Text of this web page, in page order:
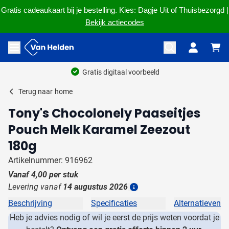
Gratis cadeaukaart bij je bestelling. Kies: Dagje Uit of Thuisbezorgd |
Bekijk actiecodes
Ga naar de inhoud
Menu openen
Terug naar home
Tony's Chocolonely Paaseitjes
Pouch Melk Karamel Zeezout
180g
Artikelnummer: 916962
Vanaf4,00 per stuk
Levering vanaf 14 augustus 2026
Beschrijving Specificaties
Alternatieven
Heb je advies nodig of wil je eerst de prijs weten voordat je